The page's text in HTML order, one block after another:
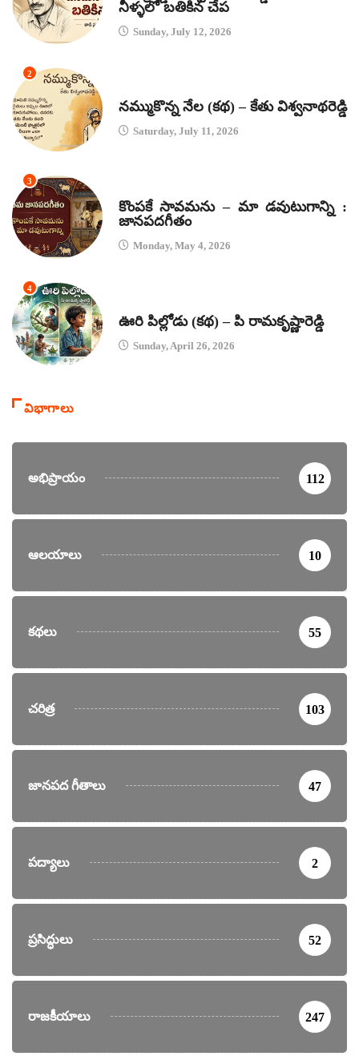
నీళ్ళలో బతికిన చేప
Sunday, July 12, 2026
2
నమ్ముకొన్న నేల (కథ) – కేతు విశ్వనాథరెడ్డి
Saturday, July 11, 2026
3
కొంపకే సావమను – మా డవుటుగాన్ని :
జానపదగీతం
Monday, May 4, 2026
4
ఊరి పిల్లోడు (కథ) – పి రామకృష్ణారెడ్డి
Sunday, April 26, 2026
విభాగాలు
అభిప్రాయం 112
ఆలయాలు 10
కథలు 55
చరిత్ర 103
జానపద గీతాలు 47
పద్యాలు 2
ప్రసిద్ధులు 52
రాజకీయాలు 247